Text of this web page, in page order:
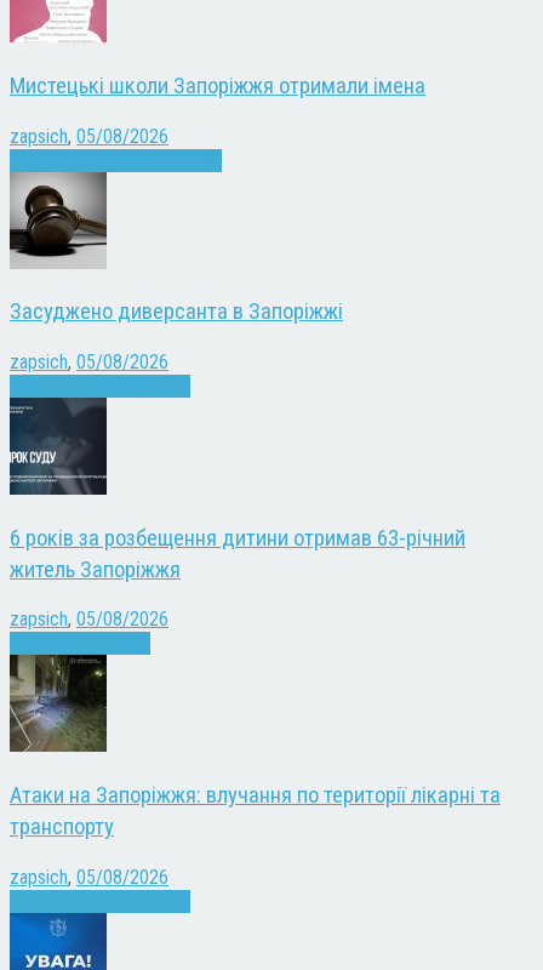
Мистецькі школи Запоріжжя отримали імена
zapsich, 05/08/2026
Засуджено диверсанта в Запоріжжі
zapsich, 05/08/2026
6 років за розбещення дитини отримав 63-річний
житель Запоріжжя
zapsich, 05/08/2026
Атаки на Запоріжжя: влучання по території лікарні та
транспорту
zapsich, 05/08/2026